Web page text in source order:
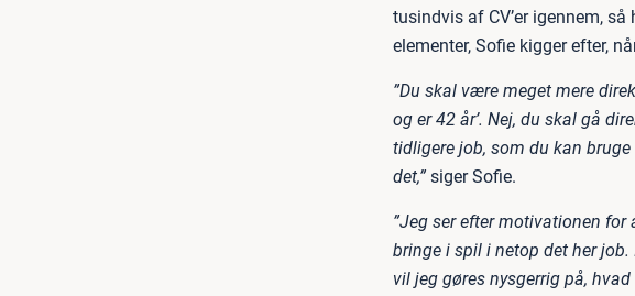
tusindvis af CV’er igennem,
elementer, Sofie kigger efter,
”Du skal være meget mere
og er 42 år’. Nej, du skal gå
tidligere job, som du kan
det,” siger Sofie.
”Jeg ser efter motivationen
bringe i spil i netop det her
vil jeg gøres nysgerrig på,